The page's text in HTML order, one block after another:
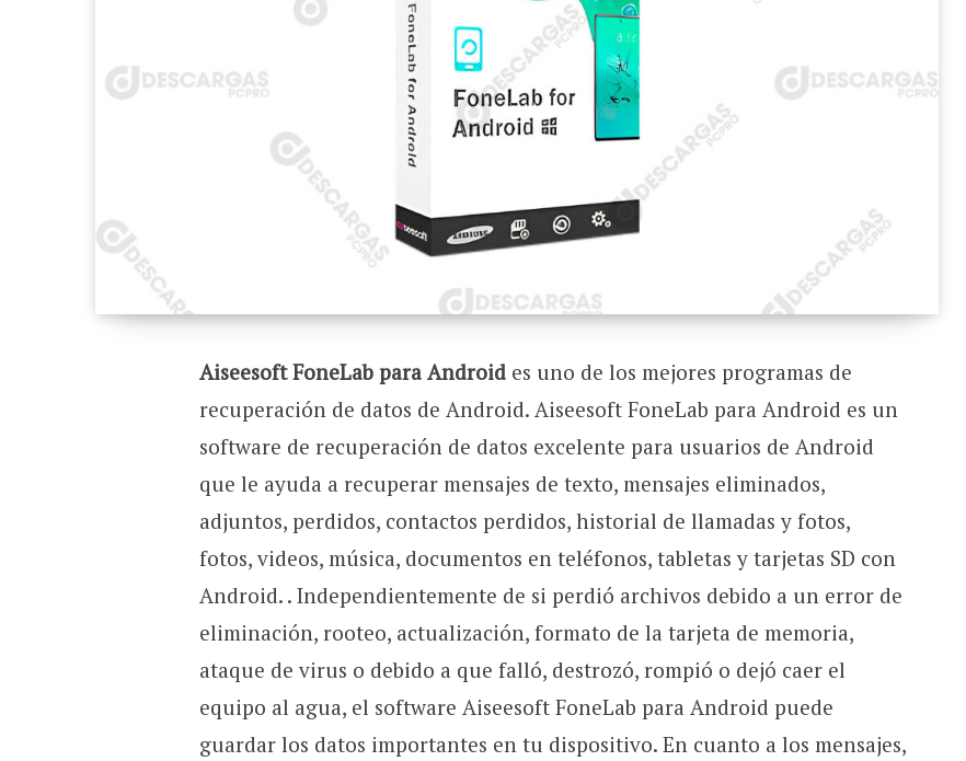
Aiseesoft FoneLab para Androides uno de los mejores programas de
recuperación de datos de Android. Aiseesoft FoneLab para Android es un
software de recuperación de datos excelente para usuarios de Android
que le ayuda a recuperar mensajes de texto, mensajes eliminados,
adjuntos, perdidos, contactos perdidos, historial de llamadas y fotos,
fotos, videos, música, documentos en teléfonos, tabletas y tarjetas SD con
Android. . Independientemente de si perdió archivos debido a un error de
eliminación, rooteo, actualización, formato de la tarjeta de memoria,
ataque de virus o debido a que falló, destrozó, rompió o dejó caer el
equipo al agua, el software Aiseesoft FoneLab para Android puede
guardar los datos importantes en tu dispositivo. En cuanto a los mensajes,